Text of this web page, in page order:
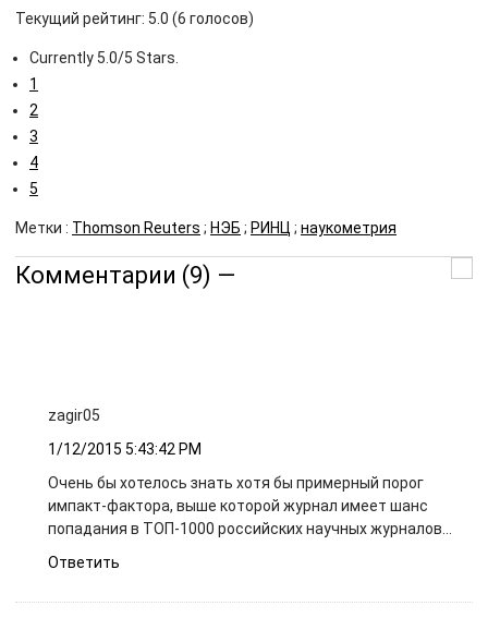
Текущий рейтинг: 5.0 (6 голосов)
Currently 5.0/5 Stars.
1
2
3
4
5
Метки : Thomson Reuters ; НЭБ ; РИНЦ ; наукометрия
Комментарии (9) —
zagir05
1/12/2015 5:43:42 PM
Очень бы хотелось знать хотя бы примерный порог
импакт-фактора, выше которой журнал имеет шанс
попадания в ТОП-1000 российских научных журналов…
Ответить